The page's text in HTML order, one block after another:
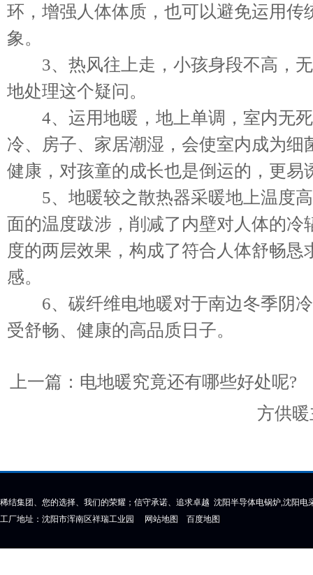
环，增强人体体质，也可以避免运用
象。
3、热风往上走，小孩身段不高，无
地处理这个疑问。
4、运用地暖，地上单调，室内无死
冷、房子、家居潮湿，会使室内成为
健康，对孩童的成长也是倒运的，更易
5、地暖较之散热器采暖地上温度高
面的温度跋涉，削减了内壁对人体的
度的两层效果，构成了符合人体舒畅
感。
6、碳纤维电地暖对于南边冬季阴冷
受舒畅、健康的高品质日子。
上一篇： 电地暖究竟还有哪些好处呢?
方供
稀结集团、您的选择、我们的荣耀；信守承诺、追求卓越 沈阳半导体电锅炉,沈阳电
工厂地址：沈阳市浑南区祥瑞工业园 网站地图 百度地图